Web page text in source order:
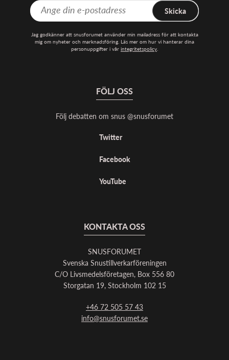
Skicka
Jag godkänner att snusforumet använder min mailadress för att kontakta
mig om nyheter och marknadsföring. Läs mer om hur vi hanterar dina
personuppgifter i vår integritetspolicy.
FÖLJ OSS
Följ debatten om snus @snusforumet
Twitter
Facebook
YouTube
KONTAKTA OSS
SNUSFORUMET
Svenska Snustillverkarföreningen
C/O Livsmedelsföretagen, Box 556 80
Storgatan 19, Stockholm 102 15
+46 72 505 57 43
info@snusforumet.se